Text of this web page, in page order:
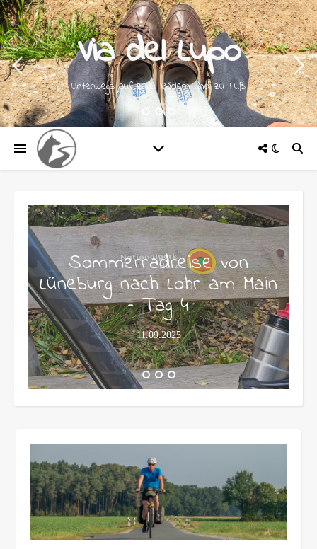
Via del Lupo
Unterwegs auf zwei Rädern und zu Fuß
Sommerradreise von
Lüneburg nach Lohr am Main
– Tag 4
11.09.2025